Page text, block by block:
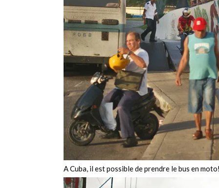
A Cuba, il est possible de prendre le bus en